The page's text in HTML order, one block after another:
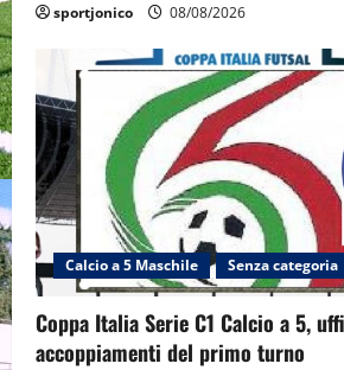
sportjonico 08/08/2026
Calcio a 5 Maschile Senza categoria
Coppa Italia Serie C1 Calcio a 5,
accoppiamenti del primo turno